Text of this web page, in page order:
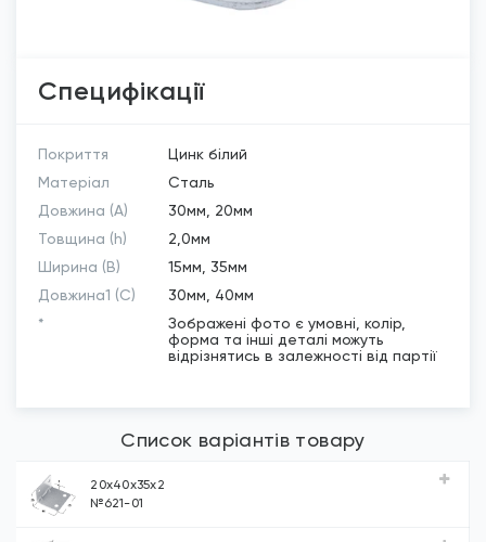
Специфікації
Покриття
Цинк білий
Матеріал
Сталь
Довжина (A)
30мм, 20мм
Товщина (h)
2,0мм
Ширина (B)
15мм, 35мм
Довжина1 (C)
30мм, 40мм
*
Зображені фото є умовні, колір,
форма та інші деталі можуть
відрізнятись в залежності від партії
Список варіантів товару
20х40х35х2
№621-01